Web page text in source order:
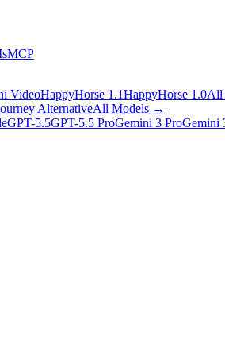
MCP
VideoHappyHorse 1.1HappyHorse 1.0All
AlternativeAll Models →
GPT-5.5GPT-5.5 ProGemini 3 ProGemini